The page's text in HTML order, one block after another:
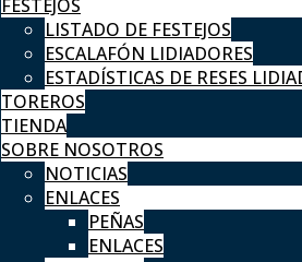
FESTEJOS
LISTADO DE FESTEJOS
ESCALAFÓN LIDIADORES
ESTADÍSTICAS DE RESES
TOREROS
TIENDA
SOBRE NOSOTROS
NOTICIAS
ENLACES
PEÑAS
ENLACES